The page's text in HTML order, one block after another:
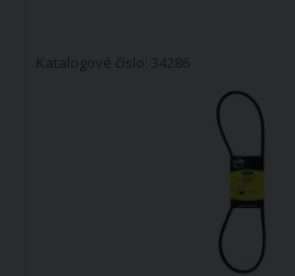
Katalogové číslo: 34286